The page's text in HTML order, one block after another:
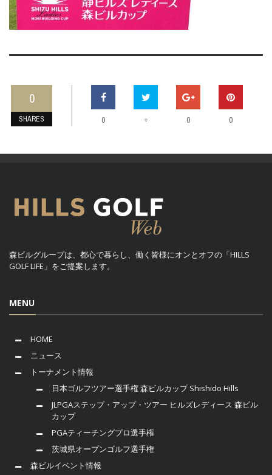
0
SHARES 0 + 0 0
森ビルグループは、都心で暮らし、働く皆様にオンとオフの「HILLS
GOLF LIFE」をご提案します。
MENU
HOME
ニュース
トーナメント情報
日本ゴルフツアー選手権 森ビルカップ Shishido Hills
JLPGAステップ・アップ・ツアー ヒルズレディース 森ビル
カップ
PGAティーチングプロ選手権
茨城県オープンゴルフ選手権
森ビルイベント情報